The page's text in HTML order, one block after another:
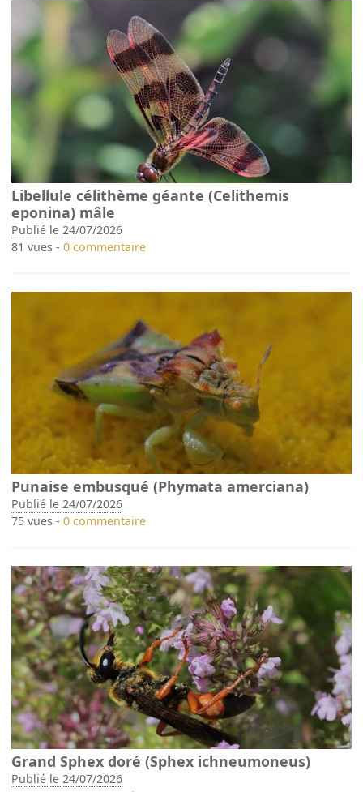
Libellule célithème géante (Celithemis
eponina) mâle
Publié le 24/07/2026
81 vues -0 commentaire
Punaise embusqué (Phymata amerciana)
Publié le 24/07/2026
75 vues -0 commentaire
Grand Sphex doré (Sphex ichneumoneus)
Publié le 24/07/2026